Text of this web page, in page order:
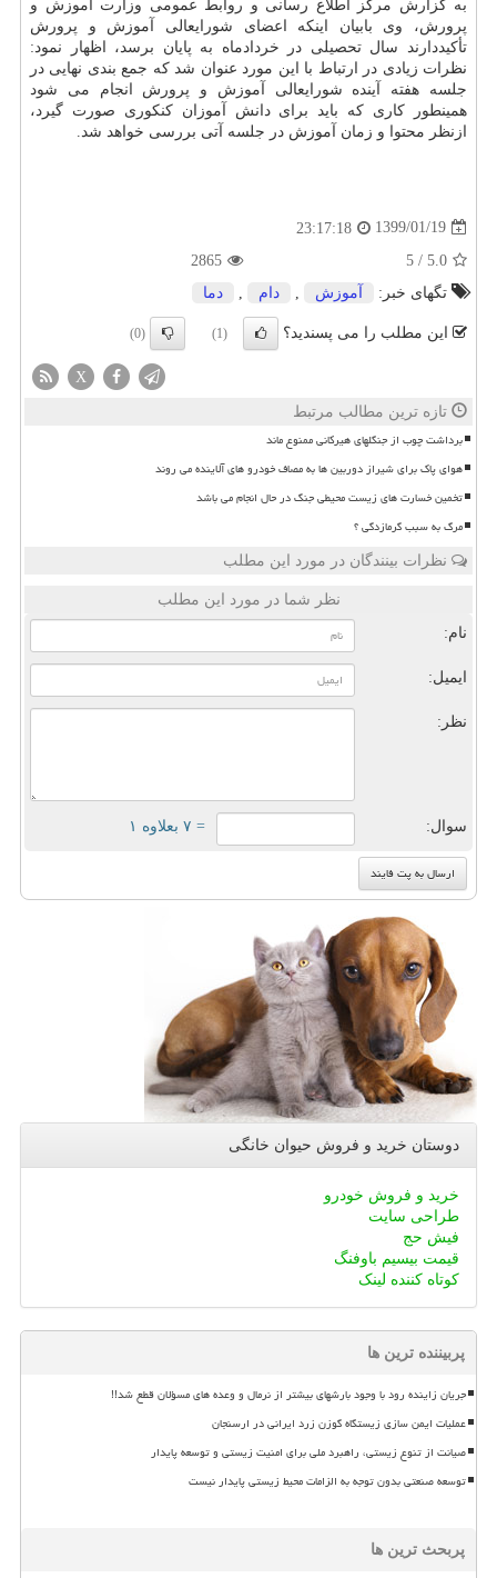
به گزارش مركز اطلاع رسانی و روابط عمومی وزارت آموزش و
پرورش، وی بابیان اینكه اعضای شورایعالی آموزش و پرورش
تأكیددارند سال تحصیلی در خردادماه به پایان برسد، اظهار نمود:
نظرات زیادی در ارتباط با این مورد عنوان شد كه جمع بندی نهایی در
جلسه هفته آینده شورایعالی آموزش و پرورش انجام می شود
همینطور كاری كه باید برای دانش آموزان كنكوری صورت گیرد،
ازنظر محتوا و زمان آموزش در جلسه آتی بررسی خواهد شد.
1399/01/19
23:17:18
5.0
/
5
2865
تگهای خبر:
آموزش دام دما
این مطلب را می پسندید؟ (1)
(0)
X
تازه ترین مطالب مرتبط
برداشت چوب از جنگلهای هیرکانی ممنوع ماند
هوای پاک برای شیراز دوربین ها به مصاف خودرو های آلاینده می روند
تخمین خسارت های زیست محیطی جنگ در حال انجام می باشد
مرگ به سبب گرمازدگی ؟
نظرات بینندگان در مورد این مطلب
نظر شما در مورد این مطلب
نام:
ایمیل:
نظر:
سوال: = ۷ بعلاوه ۱
دوستان خرید و فروش حیوان خانگی
خرید و فروش خودرو
طراحی سایت
فیش حج
قیمت بیسیم باوفنگ
کوتاه کننده لینک
پربیننده ترین ها
جریان زاینده رود با وجود بارشهای بیشتر از نرمال و وعده های مسؤلان قطع شد!!
عملیات ایمن سازی زیستگاه گوزن زرد ایرانی در ارسنجان
صیانت از تنوع زیستی، راهبرد ملی برای امنیت زیستی و توسعه پایدار
توسعه صنعتی بدون توجه به الزامات محیط زیستی پایدار نیست
پربحث ترین ها